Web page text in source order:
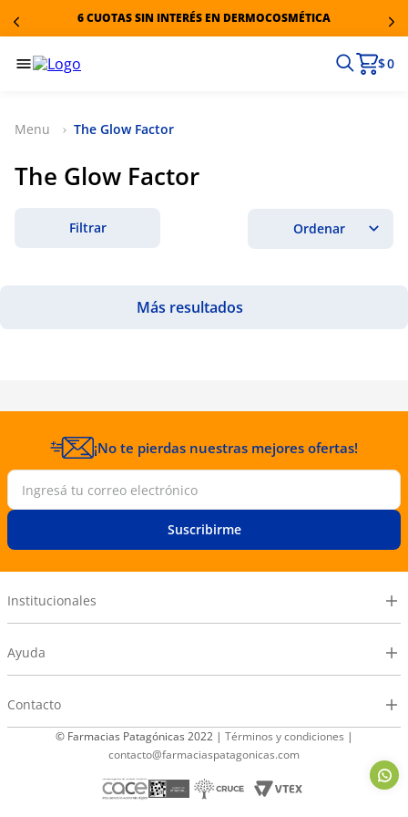
6 CUOTAS SIN INTERÉS EN DERMOCOSMÉTICA
$ 0
The Glow Factor
The Glow Factor
Filtrar
¡No te pierdas nuestras mejores ofertas!
Suscribirme
Institucionales
Ayuda
Contacto
© Farmacias Patagónicas 2022 | Términos y condiciones |
contacto@farmaciaspatagonicas.com